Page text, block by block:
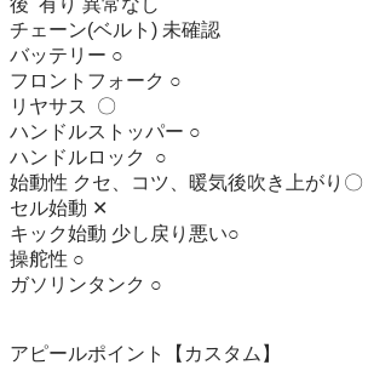
後  有り 異常なし
チェーン(ベルト) 未確認
バッテリー ○
フロントフォーク ○
リヤサス  〇
ハンドルストッパー ○
ハンドルロック  ○
始動性 クセ、コツ、暖気後吹き上がり〇
セル始動 ‪✕‬
キック始動 少し戻り悪い○
操舵性 ○
ガソリンタンク ○
アピールポイント【カスタム】